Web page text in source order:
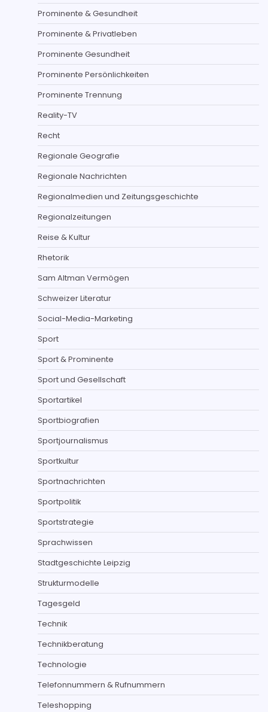
Prominente & Gesundheit
Prominente & Privatleben
Prominente Gesundheit
Prominente Persönlichkeiten
Prominente Trennung
Reality-TV
Recht
Regionale Geografie
Regionale Nachrichten
Regionalmedien und Zeitungsgeschichte
Regionalzeitungen
Reise & Kultur
Rhetorik
Sam Altman Vermögen
Schweizer Literatur
Social-Media-Marketing
Sport
Sport & Prominente
Sport und Gesellschaft
Sportartikel
Sportbiografien
Sportjournalismus
Sportkultur
Sportnachrichten
Sportpolitik
Sportstrategie
Sprachwissen
Stadtgeschichte Leipzig
Strukturmodelle
Tagesgeld
Technik
Technikberatung
Technologie
Telefonnummern & Rufnummern
Teleshopping